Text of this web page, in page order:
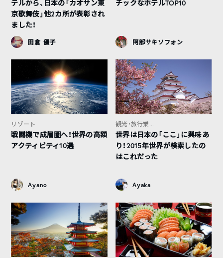
テルから、日本の「カオサン東
京歌舞伎」他2カ所が表彰され
ました！
田倉 優子
チックなホテルTOP10
阿部サキソフォン
リゾート
戦闘機で成層圏へ！世界の高額
アクティビティ10選
Ayano
観光・旅行業...
世界は日本の「ここ」に興味あ
り！2015年世界が検索したの
はこれだった
Ayaka